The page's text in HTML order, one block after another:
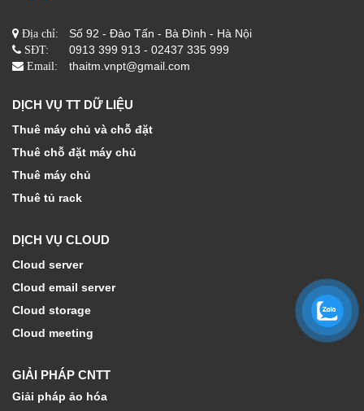
Địa chỉ: Số 92 - Đào Tấn - Bà Đình - Hà Nội
SĐT: 0913 399 913 - 02437 335 999
Email: thaitm.vnpt@gmail.com
DỊCH VỤ TT DỮ LIỆU
Thuê máy chủ và chỗ đặt
Thuê chỗ đặt máy chủ
Thuê máy chủ
Thuê tủ rack
DỊCH VỤ CLOUD
Cloud server
Cloud email server
Cloud storage
Cloud meeting
GIẢI PHÁP CNTT
Giải pháp ảo hóa